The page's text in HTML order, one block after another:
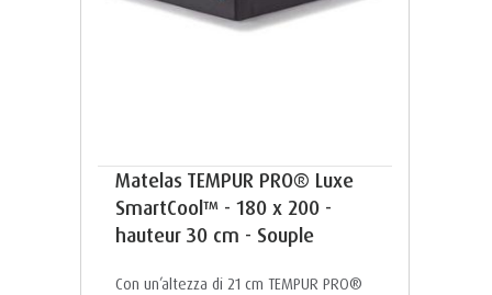
Matelas TEMPUR PRO® Luxe
SmartCool™ - 180 x 200 -
hauteur 30 cm - Souple
Con un’altezza di 21 cm TEMPUR PRO®️